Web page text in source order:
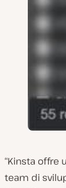
“Kinsta offre
team di